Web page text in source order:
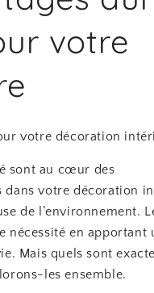
votre
votre décoration
sont au cœur des
dans votre décoration
de l’environnement.
nécessité en apportant
Mais quels sont
les ensemble.